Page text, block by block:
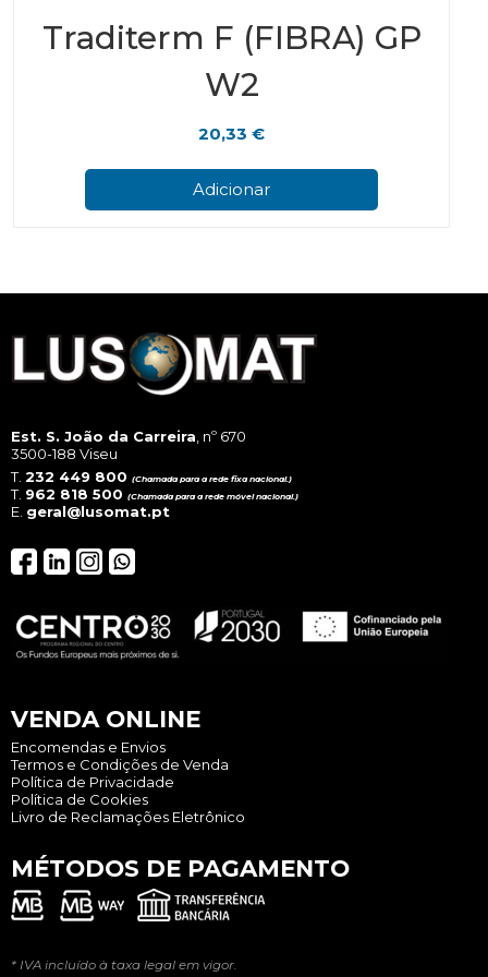
Traditerm F (FIBRA) GP
W2
20,33€
Adicionar
Est. S. João da Carreira, nº 670
3500-188 Viseu
T. 232 449 800 (Chamada para a rede fixa nacional.)
T. 962 818 500 (Chamada para a rede móvel nacional.)
E. geral@lusomat.pt
VENDA ONLINE
Encomendas e Envios
Termos e Condições de Venda
Política de Privacidade
Política de Cookies
Livro de Reclamações Eletrônico
MÉTODOS DE PAGAMENTO
* IVA incluído à taxa legal em vigor.